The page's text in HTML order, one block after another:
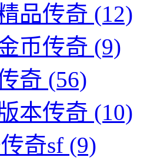
品传奇 (12)
币传奇 (9)
奇 (56)
本传奇 (10)
奇sf (9)